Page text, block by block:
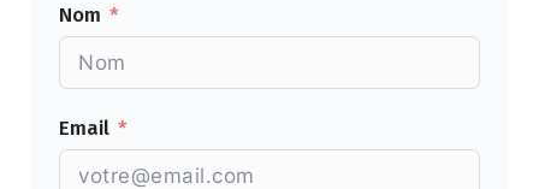
Nom
Email